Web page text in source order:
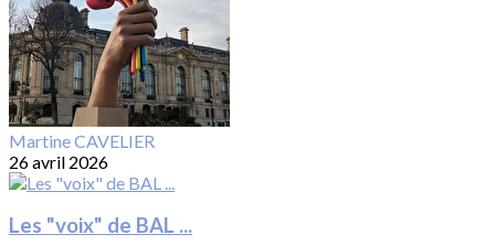
Martine CAVELIER
26 avril 2026
Les "voix" de BAL ...